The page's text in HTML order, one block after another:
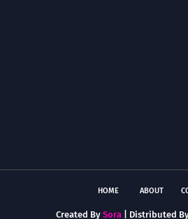
HOME ABOUT
Created By Sora| Distributed